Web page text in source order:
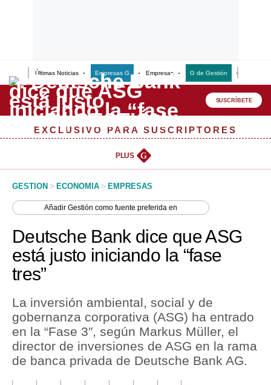
Últimas Noticias Empresas G Empresas G de Gestión
Lo último
Peru Quiosco
Management & Empleo
Perú
Política
Finanzas Personales
Inmobiliarias
Plus G
SUSCRÍBETE
EXCLUSIVO PARA SUSCRIPTORES
PLUS G
GESTION > ECONOMIA > EMPRESAS
AñadirGestión como fuente preferida en
Deutsche Bank dice que ASG
está justo iniciando la “fase
tres”
La inversión ambiental, social y de
gobernanza corporativa (ASG) ha entrado
en la “Fase 3″, según Markus Müller, el
director de inversiones de ASG en la rama
de banca privada de Deutsche Bank AG.